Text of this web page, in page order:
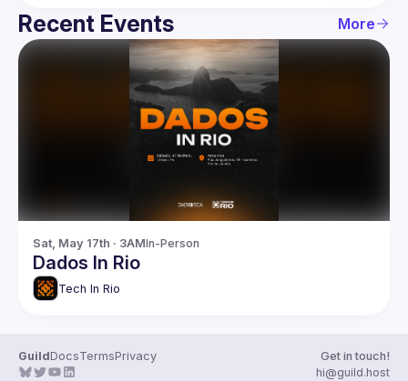
Recent Events More
Sat, May 17th · 3AMIn-Person
Dados In Rio
Tech In Rio
GuildDocsTermsPrivacy
Get in touch!
hi@guild.host